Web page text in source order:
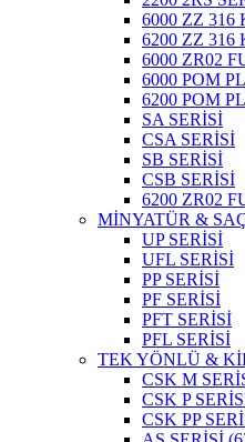
6000 ZZ
6200 ZZ
6000 ZR02
6000 POM
6200 POM
SA SERİSİ
CSA SERİSİ
SB SERİSİ
CSB SERİSİ
6200 ZR02
MİNYATÜR &
UP SERİSİ
UFL SERİSİ
PP SERİSİ
PF SERİSİ
PFT SERİSİ
PFL SERİSİ
TEK YÖNLÜ &
CSK M
CSK P
CSK PP